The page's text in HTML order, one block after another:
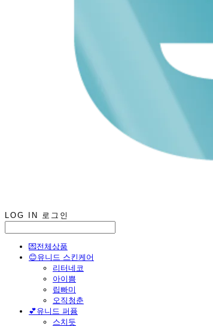
LOG IN 로그인
💌전체상품
😊유니드 스킨케어
리터네코
아이쁨
립빠미
오직청춘
💕유니드 퍼퓸
스치듯